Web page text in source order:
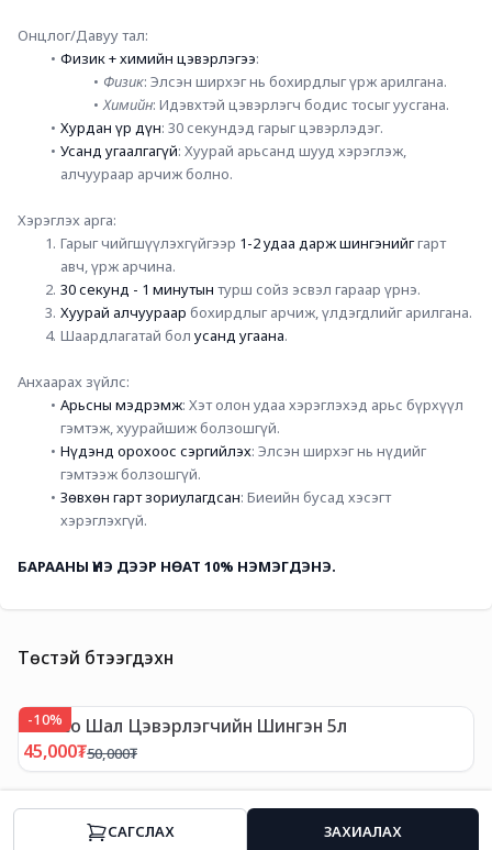
CАГСЛАХ ЗАХИАЛАХ
Онцлог/Давуу тал:
Физик + химийн цэвэрлэгээ:
Физик: Элсэн ширхэг нь бохирдлыг үрж арилгана.
Химийн: Идэвхтэй цэвэрлэгч бодис тосыг уусгана.
Хурдан үр дүн: 30 секундэд гарыг цэвэрлэдэг.
Усанд угаалгагүй: Хуурай арьсанд шууд хэрэглэж,
алчуураар арчиж болно.
Хэрэглэх арга:
Гарыг чийгшүүлэхгүйгээр 1-2 удаа дарж шингэнийг гарт
авч, үрж арчина.
30 секунд - 1 минутын турш сойз эсвэл гараар үрнэ.
Хуурай алчуураар бохирдлыг арчиж, үлдэгдлийг арилгана.
Шаардлагатай бол усанд угаана.
Анхаарах зүйлс:
Арьсны мэдрэмж: Хэт олон удаа хэрэглэхэд арьс бүрхүүл
гэмтэж, хуурайшиж болзошгүй.
Нүдэнд орохоос сэргийлэх: Элсэн ширхэг нь нүдийг
гэмтээж болзошгүй.
Зөвхөн гарт зориулагдсан: Биеийн бусад хэсэгт
хэрэглэхгүй.
БАРААНЫ ҮНЭ ДЭЭР НӨАТ 10% НЭМЭГДЭНЭ.
Төстэй бүтээгдэхүүн
-10%
Tineco Шал Цэвэрлэгчийн Шингэн 5л
45,000₮50,000₮